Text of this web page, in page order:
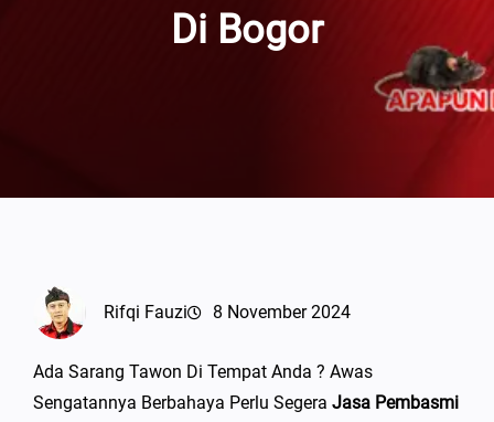
Di Bogor
Rifqi Fauzi 8 November 2024
Ada Sarang Tawon Di Tempat Anda ? Awas
Sengatannya Berbahaya Perlu Segera Jasa Pembasmi